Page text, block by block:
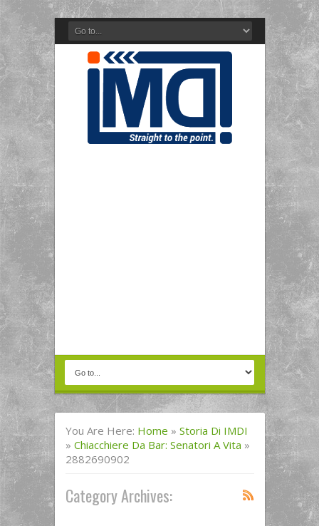
You Are Here: Home » Storia Di IMDI
» Chiacchiere Da Bar: Senatori A Vita »
2882690902
Category Archives: